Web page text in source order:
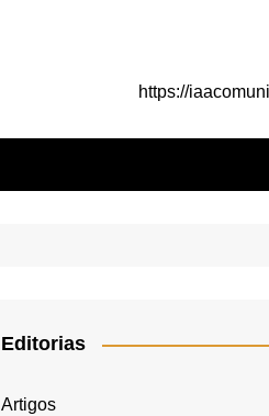
https://
Editorias
Artigos